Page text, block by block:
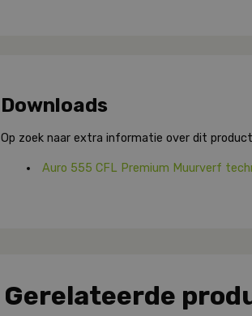
Downloads
Op zoek naar extra informatie over dit
Auro 555 CFL Premium Muurverf
Gerelateerde